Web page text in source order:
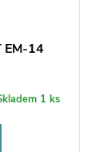
EM-14
1 ks